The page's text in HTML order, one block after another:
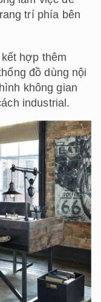
trí phía bên
hợp thêm
đồ dùng nội
không gian
industrial.